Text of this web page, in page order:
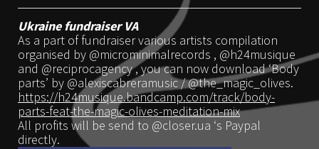
Ukraine fundraiser VA
As a part of fundraiser various artists compilation
organised by @microminimalrecords , @h24musique
and @reciprocagency , you can now download ‘Body
parts’ by @alexiscabreramusic / @the_magic_olives.
https://h24musique.bandcamp.com/track/body-
parts-feat-the-magic-olives-meditation-mix
All profits will be send to @closer.ua ‘s Paypal
directly.